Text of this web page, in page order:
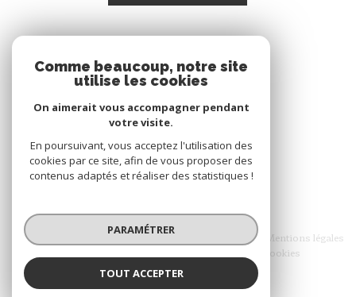
Nous adhérons
© 2026 | Tous droits réservés
Nos honoraires
Nos partenaires
Mentions légales
Cookies
Comme beaucoup, notre site
utilise les cookies
On aimerait vous accompagner pendant
votre visite.
En poursuivant, vous acceptez l'utilisation des
cookies par ce site, afin de vous proposer des
contenus adaptés et réaliser des statistiques !
PARAMÉTRER
TOUT ACCEPTER